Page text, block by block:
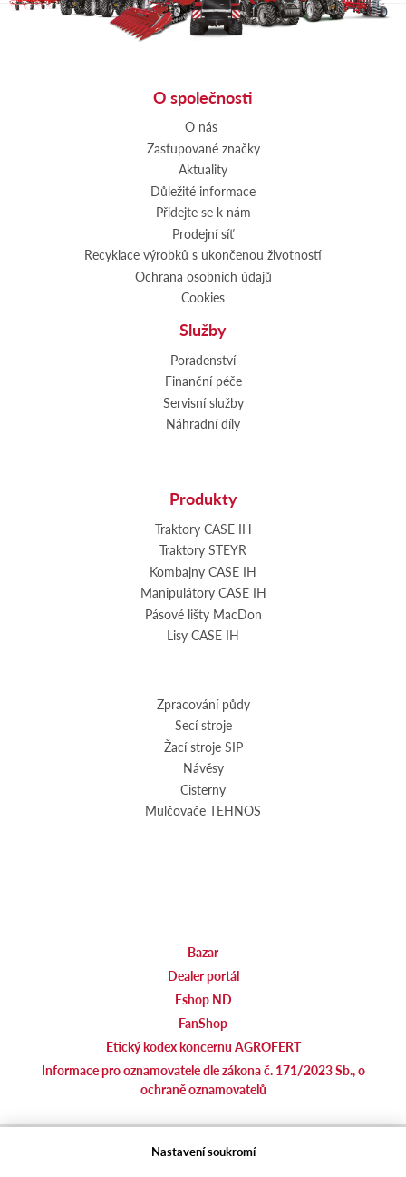
O společnosti
O nás
Zastupované značky
Aktuality
Důležité informace
Přidejte se k nám
Prodejní síť
Recyklace výrobků s ukončenou životností
Ochrana osobních údajů
Cookies
Služby
Poradenství
Finanční péče
Servisní služby
Náhradní díly
Produkty
Traktory CASE IH
Traktory STEYR
Kombajny CASE IH
Manipulátory CASE IH
Pásové lišty MacDon
Lisy CASE IH
Zpracování půdy
Secí stroje
Žací stroje SIP
Návěsy
Cisterny
Mulčovače TEHNOS
Bazar
Dealer portál
Eshop ND
FanShop
Etický kodex koncernu AGROFERT
Informace pro oznamovatele dle zákona č. 171/2023 Sb., o
ochraně oznamovatelů
agrotec.cz
Nastavení soukromí